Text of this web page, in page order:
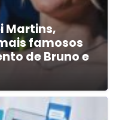
Martins,
famosos
de Bruno e